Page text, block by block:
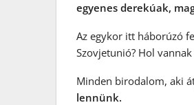
egyenes derekúak,
Az egykor itt háborúzó
Szovjetunió? Hol
Minden birodalom, aki
lennünk.